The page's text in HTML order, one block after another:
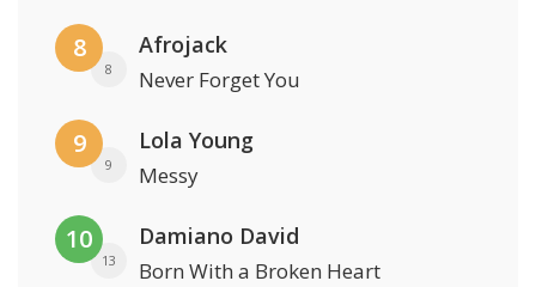
8
8
Afrojack
Never Forget You
9
9
Lola Young
Messy
10
13
Damiano David
Born With a Broken Heart